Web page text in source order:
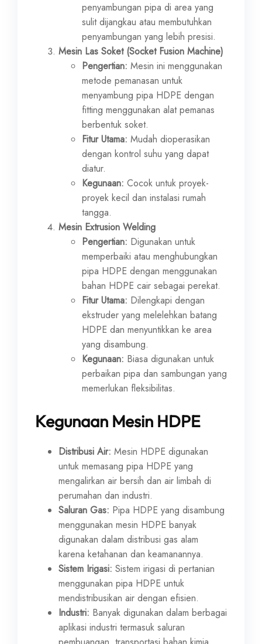
penyambungan pipa di area yang
sulit dijangkau atau membutuhkan
penyambungan yang lebih presisi.
Mesin Las Soket (Socket Fusion Machine)
Pengertian: Mesin ini menggunakan
metode pemanasan untuk
menyambung pipa HDPE dengan
fitting menggunakan alat pemanas
berbentuk soket.
Fitur Utama: Mudah dioperasikan
dengan kontrol suhu yang dapat
diatur.
Kegunaan: Cocok untuk proyek-
proyek kecil dan instalasi rumah
tangga.
Mesin Extrusion Welding
Pengertian: Digunakan untuk
memperbaiki atau menghubungkan
pipa HDPE dengan menggunakan
bahan HDPE cair sebagai perekat.
Fitur Utama: Dilengkapi dengan
ekstruder yang melelehkan batang
HDPE dan menyuntikkan ke area
yang disambung.
Kegunaan: Biasa digunakan untuk
perbaikan pipa dan sambungan yang
memerlukan fleksibilitas.
Kegunaan Mesin HDPE
Distribusi Air: Mesin HDPE digunakan
untuk memasang pipa HDPE yang
mengalirkan air bersih dan air limbah di
perumahan dan industri.
Saluran Gas: Pipa HDPE yang disambung
menggunakan mesin HDPE banyak
digunakan dalam distribusi gas alam
karena ketahanan dan keamanannya.
Sistem Irigasi: Sistem irigasi di pertanian
menggunakan pipa HDPE untuk
mendistribusikan air dengan efisien.
Industri: Banyak digunakan dalam berbagai
aplikasi industri termasuk saluran